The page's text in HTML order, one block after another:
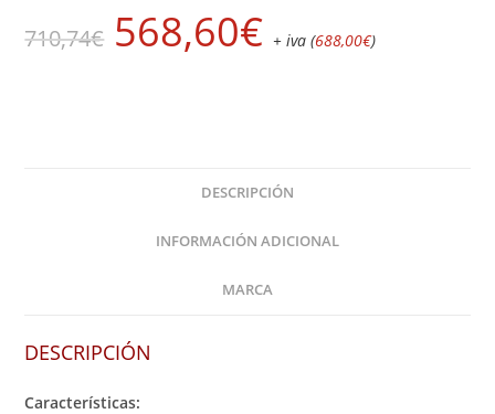
710,74€ 568,60€ + iva (688,00€)
DESCRIPCIÓN
INFORMACIÓN ADICIONAL
MARCA
DESCRIPCIÓN
Características: